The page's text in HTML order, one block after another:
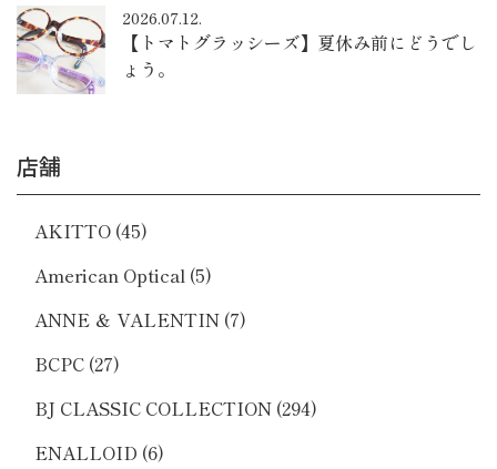
2026.07.12.
【トマトグラッシーズ】夏休み前にどうでし
ょう。
店舗
AKITTO (45)
American Optical (5)
ANNE ＆ VALENTIN (7)
BCPC (27)
BJ CLASSIC COLLECTION (294)
ENALLOID (6)